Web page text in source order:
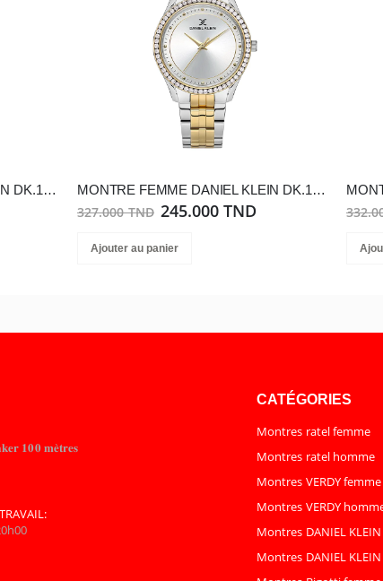
MONTRE FEMME DANIEL KLEIN DK.1.13870-5 MONTRE FEMME DANIEL KLEIN DK.1.13584-2
327.000 TND 245.000 TND
Ajouter au panier
𝟏𝟎𝟎 𝐦𝐞̀𝐭𝐫𝐞𝐬
CATÉGORIES
Montres ratel femme
Montres ratel homme
Montres VERDY femme
Montres VERDY
Montres DANIEL
Montres DANIEL